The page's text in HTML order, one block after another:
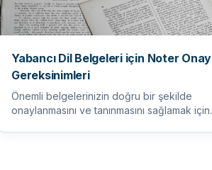
Yabancı Dil Belgeleri için Noter Onay
Gereksinimleri
Önemli belgelerinizin doğru bir şekilde
onaylanmasını ve tanınmasını sağlamak için